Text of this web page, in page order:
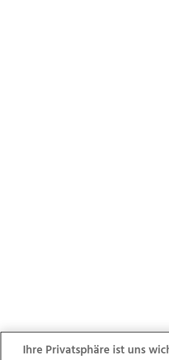
Ihre Privatsphäre ist uns